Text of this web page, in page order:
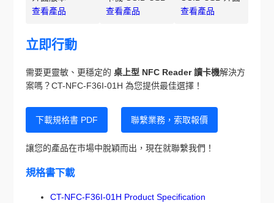
查看產品
查看產品
查看產品
立即行動
需要更靈敏、更穩定的桌上型 NFC Reader 讀卡機解決方
案嗎？CT-NFC-F36I-01H 為您提供最佳選擇！
下載規格書 PDF 聯繫業務，索取報價
讓您的產品在市場中脫穎而出，現在就聯繫我們！
規格書下載
CT-NFC-F36I-01H Product Specification